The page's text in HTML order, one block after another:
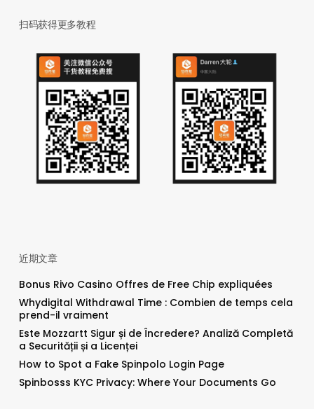
扫码获得更多教程
近期文章
Bonus Rivo Casino Offres de Free Chip expliquées
Whydigital Withdrawal Time : Combien de temps cela
prend-il vraiment
Este Mozzartt Sigur și de Încredere? Analiză Completă
a Securității și a Licenței
How to Spot a Fake Spinpolo Login Page
Spinbosss KYC Privacy: Where Your Documents Go